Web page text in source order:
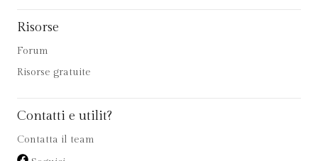
Risorse
Forum
Risorse gratuite
Contatti e utilit?
Contatta il team